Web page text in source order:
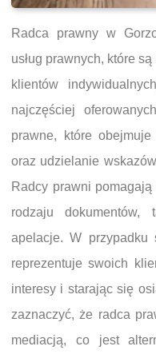
Radca prawny w
usług prawnych, które
klientów
najczęściej
prawne, które
oraz udzielanie
Radcy prawni
rodzaju
apelacje. W przypadku
reprezentuje swoich
interesy i starając się
zaznaczyć, że radca
mediacją, co jest